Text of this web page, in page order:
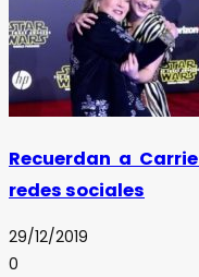
Recuerdan a
redes sociales
29/12/2019
0